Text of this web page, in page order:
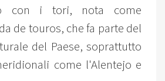
con i tori, nota come
de touros, che fa parte del
del Paese, soprattutto
come l'Alentejo e